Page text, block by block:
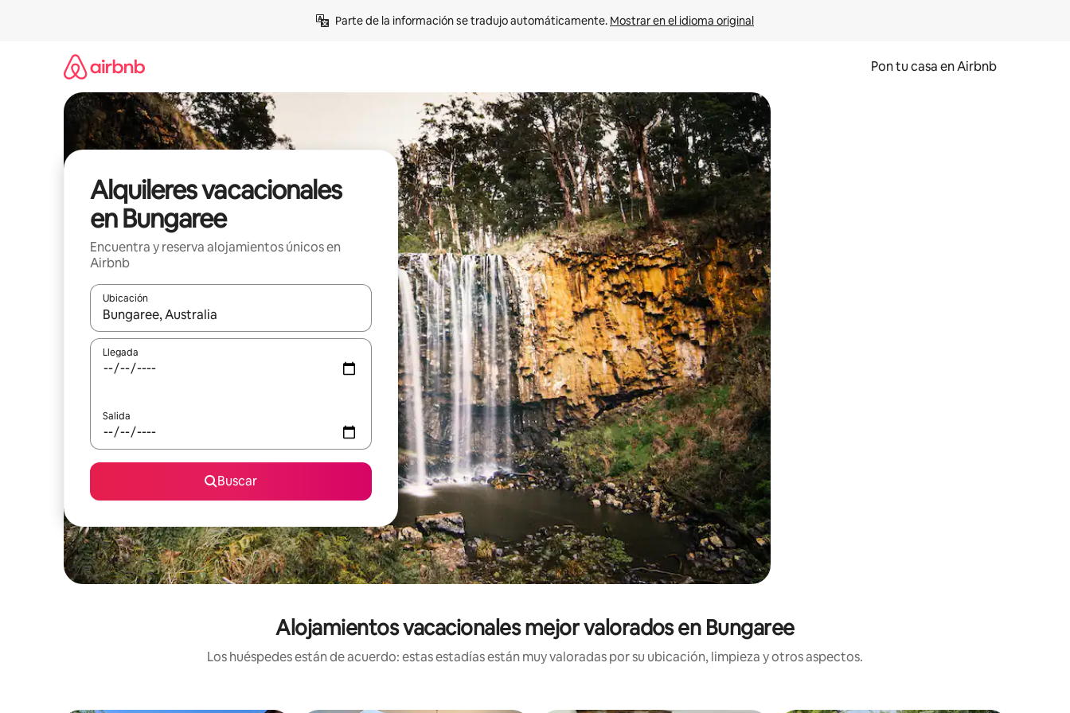
Parte de la información se tradujo automáticamente. Mostrar en el idioma original
Pon tu casa en Airbnb
Alquileres vacacionales
en Bungaree
Encuentra y reserva alojamientos únicos en
Airbnb
Ubicación
Cuando los resultados estén disponibles, navega con las teclas de flecha hacia arriba y hacia abajo o explora con el tacto o desliza el dedo.
Llegada
Salida
Buscar
Alojamientos vacacionales mejor valorados en Bungaree
Los huéspedes están de acuerdo: estas estadías están muy valoradas por su ubicación, limpieza y otros aspectos.